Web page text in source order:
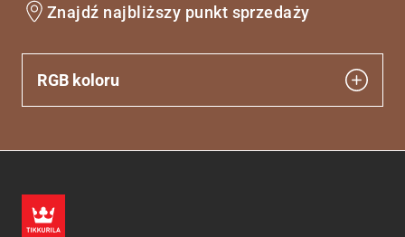
Znajdź najbliższy punkt sprzedaży
RGB koloru